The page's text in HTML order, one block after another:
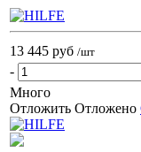
13 445 руб /шт
-
Много
Отложить Отложено